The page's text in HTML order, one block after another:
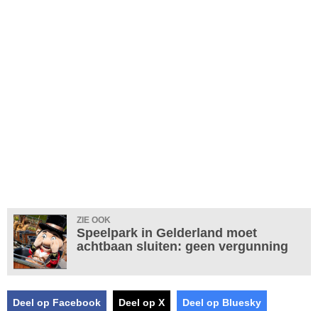
ZIE OOK
Speelpark in Gelderland moet
achtbaan sluiten: geen vergunning
Deel op Facebook Deel op X Deel op Bluesky